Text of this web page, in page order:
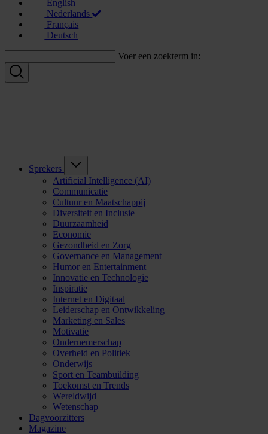
English
Nederlands
Français
Deutsch
Voer een zoekterm in:
Sprekers
Artificial Intelligence (AI)
Communicatie
Cultuur en Maatschappij
Diversiteit en Inclusie
Duurzaamheid
Economie
Gezondheid en Zorg
Governance en Management
Humor en Entertainment
Innovatie en Technologie
Inspiratie
Internet en Digitaal
Leiderschap en Ontwikkeling
Marketing en Sales
Motivatie
Ondernemerschap
Overheid en Politiek
Onderwijs
Sport en Teambuilding
Toekomst en Trends
Wereldwijd
Wetenschap
Dagvoorzitters
Magazine